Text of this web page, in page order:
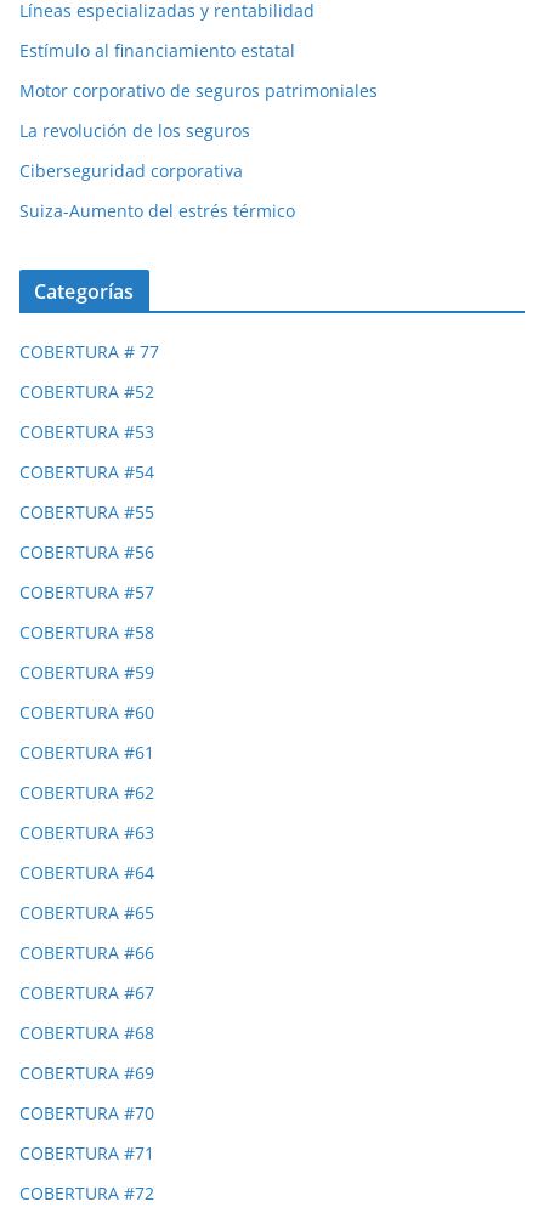
Líneas especializadas y rentabilidad
Estímulo al financiamiento estatal
Motor corporativo de seguros patrimoniales
La revolución de los seguros
Ciberseguridad corporativa
Suiza-Aumento del estrés térmico
Categorías
COBERTURA # 77
COBERTURA #52
COBERTURA #53
COBERTURA #54
COBERTURA #55
COBERTURA #56
COBERTURA #57
COBERTURA #58
COBERTURA #59
COBERTURA #60
COBERTURA #61
COBERTURA #62
COBERTURA #63
COBERTURA #64
COBERTURA #65
COBERTURA #66
COBERTURA #67
COBERTURA #68
COBERTURA #69
COBERTURA #70
COBERTURA #71
COBERTURA #72